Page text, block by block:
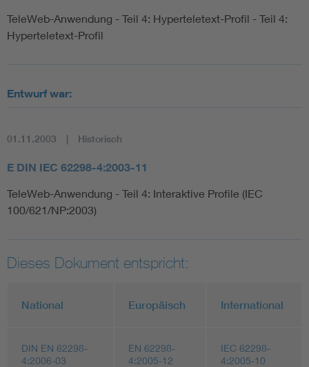
TeleWeb-Anwendung - Teil 4: Hyperteletext-Profil - Teil 4:
Hyperteletext-Profil
Entwurf war:
01.11.2003 Historisch
E DIN IEC 62298-4:2003-11
TeleWeb-Anwendung - Teil 4: Interaktive Profile (IEC
100/621/NP:2003)
Dieses Dokument entspricht:
National Europäisch International
DIN EN 62298-
4:2006-03
EN 62298-
4:2005-12
IEC 62298-
4:2005-10